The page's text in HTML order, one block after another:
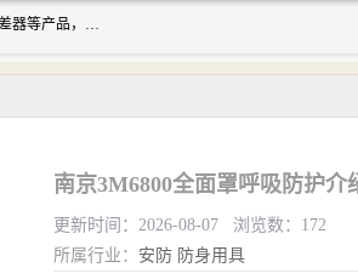
北京中创汇安科贸有限公司专业生产救援三脚架、天鹰4X气体检测仪、梅思安空气呼吸器、霍尼韦尔速差器等产品，品质保障，价格合理，欢迎在线致电咨询。
南京3M6800全面罩呼吸防护介
更新时间：2026-08-07 浏览数：172
所属行业： 安防 防身用具